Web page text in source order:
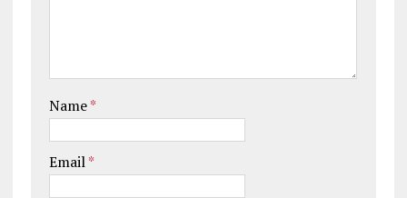
Name*
Email*